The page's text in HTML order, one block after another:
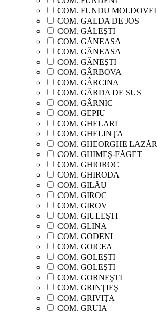
COM. FUNDU MOLDOVEI
COM. GALDA DE JOS
COM. GĂLEŞTI
COM. GĂNEASA
COM. GĂNEASA
COM. GĂNEŞTI
COM. GÂRBOVA
COM. GÂRCINA
COM. GÂRDA DE SUS
COM. GÂRNIC
COM. GEPIU
COM. GHELARI
COM. GHELINŢA
COM. GHEORGHE LAZĂR
COM. GHIMEŞ-FĂGET
COM. GHIOROC
COM. GHIRODA
COM. GILĂU
COM. GIROC
COM. GIROV
COM. GIULEŞTI
COM. GLINA
COM. GODENI
COM. GOICEA
COM. GOLEŞTI
COM. GOLEŞTI
COM. GORNEŞTI
COM. GRINŢIEŞ
COM. GRIVIŢA
COM. GRUIA